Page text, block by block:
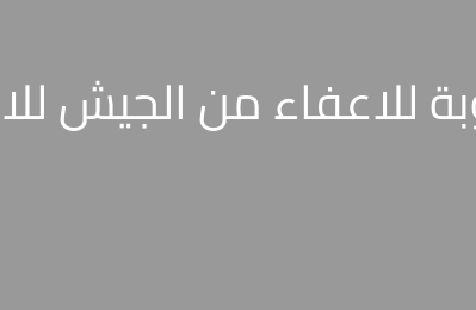
للاعفاء من الجيش